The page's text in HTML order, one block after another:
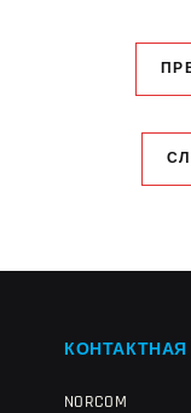
NORCOM